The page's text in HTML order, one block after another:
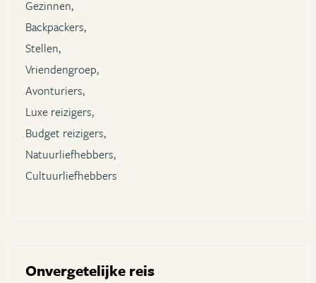
Gezinnen,
Backpackers,
Stellen,
Vriendengroep,
Avonturiers,
Luxe reizigers,
Budget reizigers,
Natuurliefhebbers,
Cultuurliefhebbers
Onvergetelijke reis